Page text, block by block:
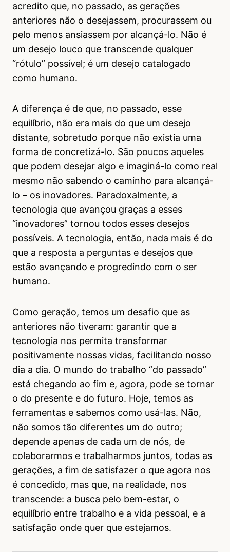
acredito que, no passado, as gerações
anteriores não o desejassem, procurassem ou
pelo menos ansiassem por alcançá-lo. Não é
um desejo louco que transcende qualquer
“rótulo” possível; é um desejo catalogado
como humano.
A diferença é de que, no passado, esse
equilíbrio, não era mais do que um desejo
distante, sobretudo porque não existia uma
forma de concretizá-lo. São poucos aqueles
que podem desejar algo e imaginá-lo como real
mesmo não sabendo o caminho para alcançá-
lo – os inovadores. Paradoxalmente, a
tecnologia que avançou graças a esses
“inovadores” tornou todos esses desejos
possíveis. A tecnologia, então, nada mais é do
que a resposta a perguntas e desejos que
estão avançando e progredindo com o ser
humano.
Como geração, temos um desafio que as
anteriores não tiveram: garantir que a
tecnologia nos permita transformar
positivamente nossas vidas, facilitando nosso
dia a dia. O mundo do trabalho “do passado”
está chegando ao fim e, agora, pode se tornar
o do presente e do futuro. Hoje, temos as
ferramentas e sabemos como usá-las. Não,
não somos tão diferentes um do outro;
depende apenas de cada um de nós, de
colaborarmos e trabalharmos juntos, todas as
gerações, a fim de satisfazer o que agora nos
é concedido, mas que, na realidade, nos
transcende: a busca pelo bem-estar, o
equilíbrio entre trabalho e a vida pessoal, e a
satisfação onde quer que estejamos.